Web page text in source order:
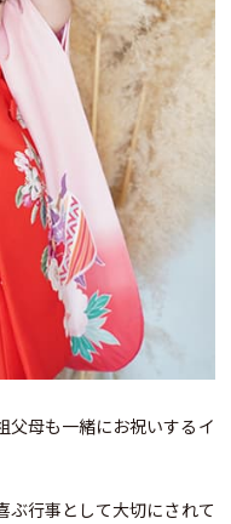
父母も一緒にお祝いするイ
ぶ行事として大切にされて